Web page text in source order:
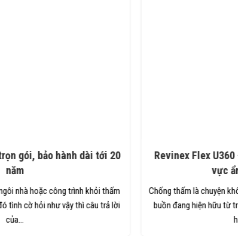
Revinex Flex U360 – Giải pháp chống thấm khu
Chống thấm là chuyện không của riêng ai bởi một thực tế
buồn đang hiện hữu từ trước đến nay, đó là nhiều chủ đầu